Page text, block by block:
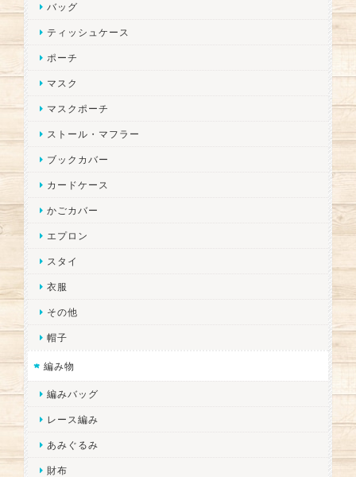
バッグ
ティッシュケース
ポーチ
マスク
マスクポーチ
ストール・マフラー
ブックカバー
カードケース
かごカバー
エプロン
スタイ
衣服
その他
帽子
編み物
編みバッグ
レース編み
あみぐるみ
財布